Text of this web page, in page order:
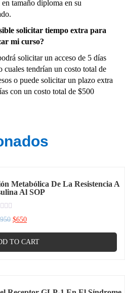
tamaño diploma en su
solicitar tiempo extra para
mi curso?
solicitar un acceso de 5 días
cuales tendrían un costo total de
o puede solicitar un plazo extra
con un costo total de $500
Metabólica De La Resistencia A
Al SOP
950 $650
TO CART